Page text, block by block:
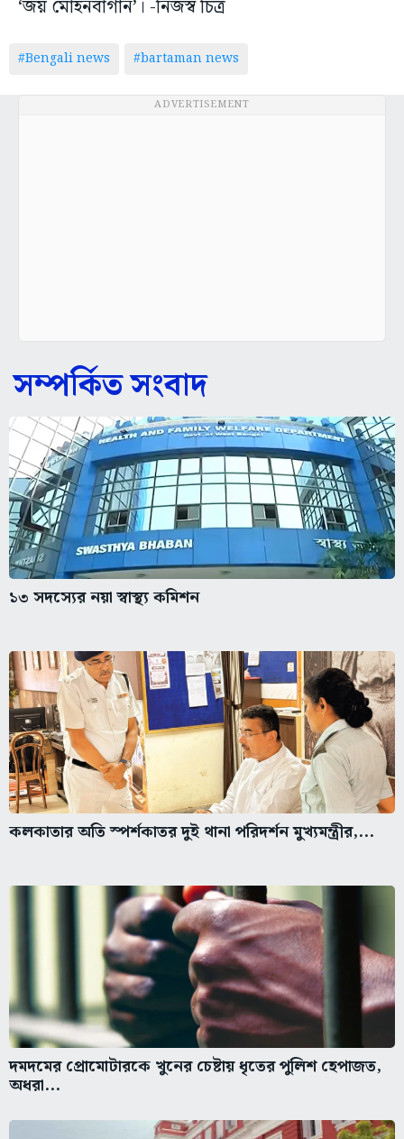
‘জয় মোহনবাগান’। -নিজস্ব চিত্র
#Bengali news #bartaman news
ADVERTISEMENT
সম্পর্কিত সংবাদ
১৩ সদস্যের নয়া স্বাস্থ্য কমিশন
কলকাতার অতি স্পর্শকাতর দুই থানা পরিদর্শন মুখ্যমন্ত্রীর,...
দমদমের প্রোমোটারকে খুনের চেষ্টায় ধৃতের পুলিশ হেপাজত,
অধরা...